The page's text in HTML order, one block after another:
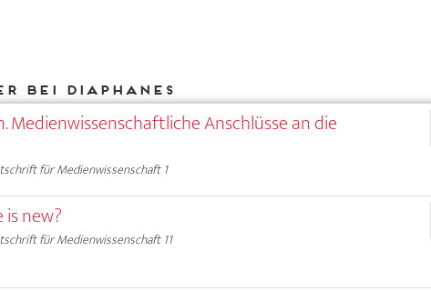
DIAPHANES
Medienwissenschaftliche Anschlüsse an die
für Medienwissenschaft 1
new?
für Medienwissenschaft 11